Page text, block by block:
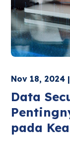
Nov 18, 2024
Data
pada